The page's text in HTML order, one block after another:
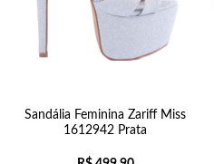
Sandália Feminina Zariff Miss
1612942 Prata